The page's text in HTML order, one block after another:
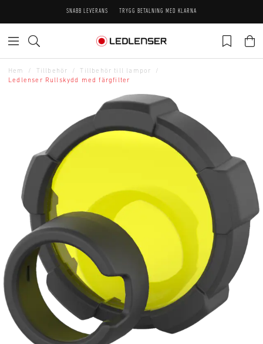
SNABB LEVERANS TRYGG BETALNING MED KLARNA
Hem Tillbehör
Tillbehör till lampor
Ledlenser Rullskydd med färgfilter